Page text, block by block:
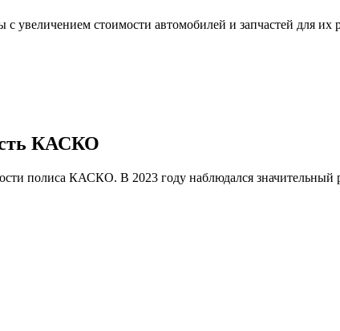
стоимости автомобилей и запчастей для их
КАСКО
полиса КАСКО. В 2023 году наблюдался значительный